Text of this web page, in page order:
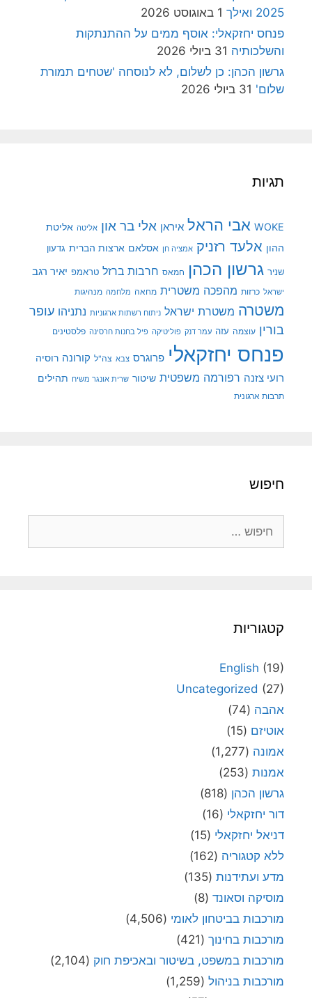
2025 ואילך
1 באוגוסט 2026
פנחס יחזקאלי: אוסף ממים על ההתנתקות
והשלכותיה 31 ביולי 2026
גרשון הכהן: כן לשלום, לא לנוסחה 'שטחים תמורת
שלום' 31 ביולי 2026
תגיות
WOKE אבי הראל איראן אלי בר און אליטה אליטת
ההון אלעד רזניק אמציה חן אסלאם ארצות הברית גדעון
שניר גרשון הכהן חמאס חרבות ברזל טראמפ יאיר רגב
ישראל כרזות מהפכה משטרית מחאה מלחמה מנהיגות
משטרה משטרת ישראל ניתוח רשתות ארגוניות נתניהו עופר
בורין עוצמה עזה עמר דנק פוליטיקה פיל בחנות חרסינה פלסטינים
פנחס יחזקאלי פרוגרס צבא צה"ל קורונה רוסיה
רועי צזנה רפורמה משפטית שיטור שרית אונגר משיח תהילים
תרבות ארגונית
חיפוש
קטגוריות
English (19)
Uncategorized (27)
אהבה (74)
אוטיזם (15)
אמונה (1,277)
אמנות (253)
גרשון הכהן (818)
דור יחזקאלי (16)
דניאל יחזקאלי (15)
ללא קטגוריה (162)
מדע ועתידנות (135)
מוסיקה וסאונד (8)
מורכבות בביטחון לאומי (4,506)
מורכבות בחינוך (421)
מורכבות במשפט, בשיטור ובאכיפת חוק (2,104)
מורכבות בניהול (1,259)